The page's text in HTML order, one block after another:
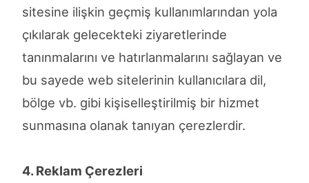
sitesine ilişkin geçmiş kullanımlarından yola
çıkılarak gelecekteki ziyaretlerinde
tanınmalarını ve hatırlanmalarını sağlayan ve
bu sayede web sitelerinin kullanıcılara dil,
bölge vb. gibi kişiselleştirilmiş bir hizmet
sunmasına olanak tanıyan çerezlerdir.
4. Reklam Çerezleri